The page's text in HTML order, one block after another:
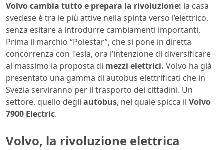
Volvo cambia tutto e prepara la rivoluzione: la casa
svedese è tra le più attive nella spinta verso l’elettrico,
senza esitare a introdurre cambiamenti importanti.
Prima il marchio “Polestar”, che si pone in diretta
concorrenza con Tesla, ora l’intenzione di diversificare
al massimo la proposta di mezzi elettrici. Volvo ha già
presentato una gamma di autobus elettrificati che in
Svezia serviranno per il trasporto dei cittadini. Un
settore, quello degli autobus, nel quale spicca il Volvo
7900 Electric.
Volvo, la rivoluzione elettrica